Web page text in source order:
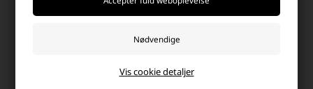
Vis cookie detaljer